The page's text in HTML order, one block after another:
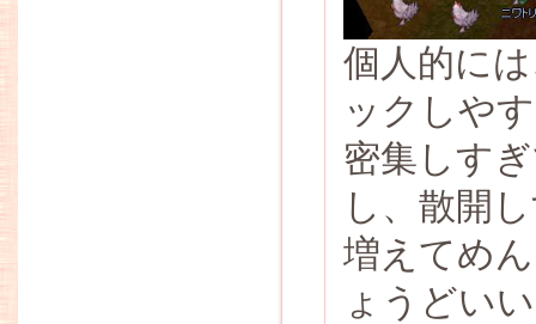
個人的に
ックしや
密集しす
し、散開
増えてめ
ょうどい